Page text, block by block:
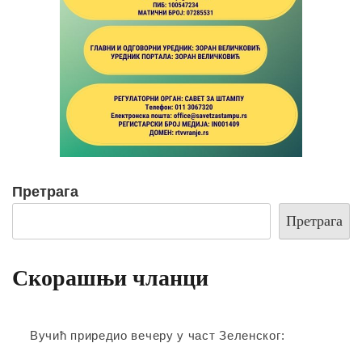
Претрага
Претрага
Скорашњи чланци
Вучић приредио вечеру у част Зеленског: